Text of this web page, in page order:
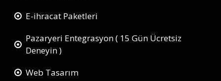
E-ihracat Paketleri
Pazaryeri Entegrasyon ( 15 Gün Ücretsiz
Deneyin )
Web Tasarım